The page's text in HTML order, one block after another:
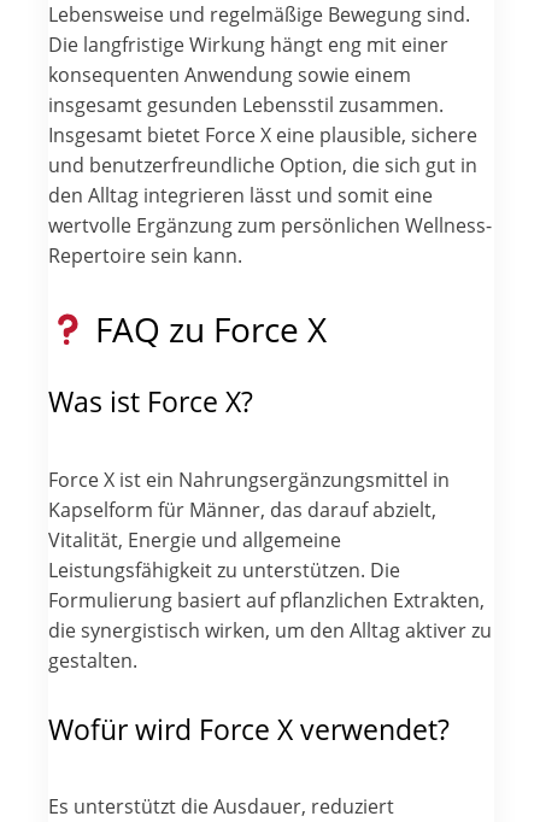
Lebensweise und regelmäßige Bewegung sind.
Die langfristige Wirkung hängt eng mit einer
konsequenten Anwendung sowie einem
insgesamt gesunden Lebensstil zusammen.
Insgesamt bietet Force X eine plausible, sichere
und benutzerfreundliche Option, die sich gut in
den Alltag integrieren lässt und somit eine
wertvolle Ergänzung zum persönlichen Wellness-
Repertoire sein kann.
FAQ zu Force X
Was ist Force X?
Force X ist ein Nahrungsergänzungsmittel in
Kapselform für Männer, das darauf abzielt,
Vitalität, Energie und allgemeine
Leistungsfähigkeit zu unterstützen. Die
Formulierung basiert auf pflanzlichen Extrakten,
die synergistisch wirken, um den Alltag aktiver zu
gestalten.
Wofür wird Force X verwendet?
Es unterstützt die Ausdauer, reduziert